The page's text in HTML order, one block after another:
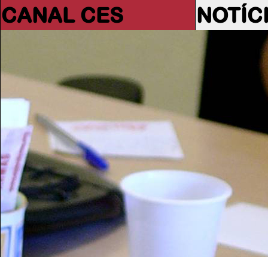
CANAL CES